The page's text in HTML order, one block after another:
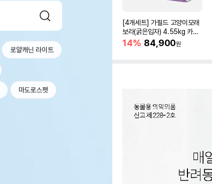
로얄캐닌 라이트
마도로스펫
[4개세트] 가필드 고양이모래
보라(굵은입자) 4.55kg 카사
바모래
14% 84,900원